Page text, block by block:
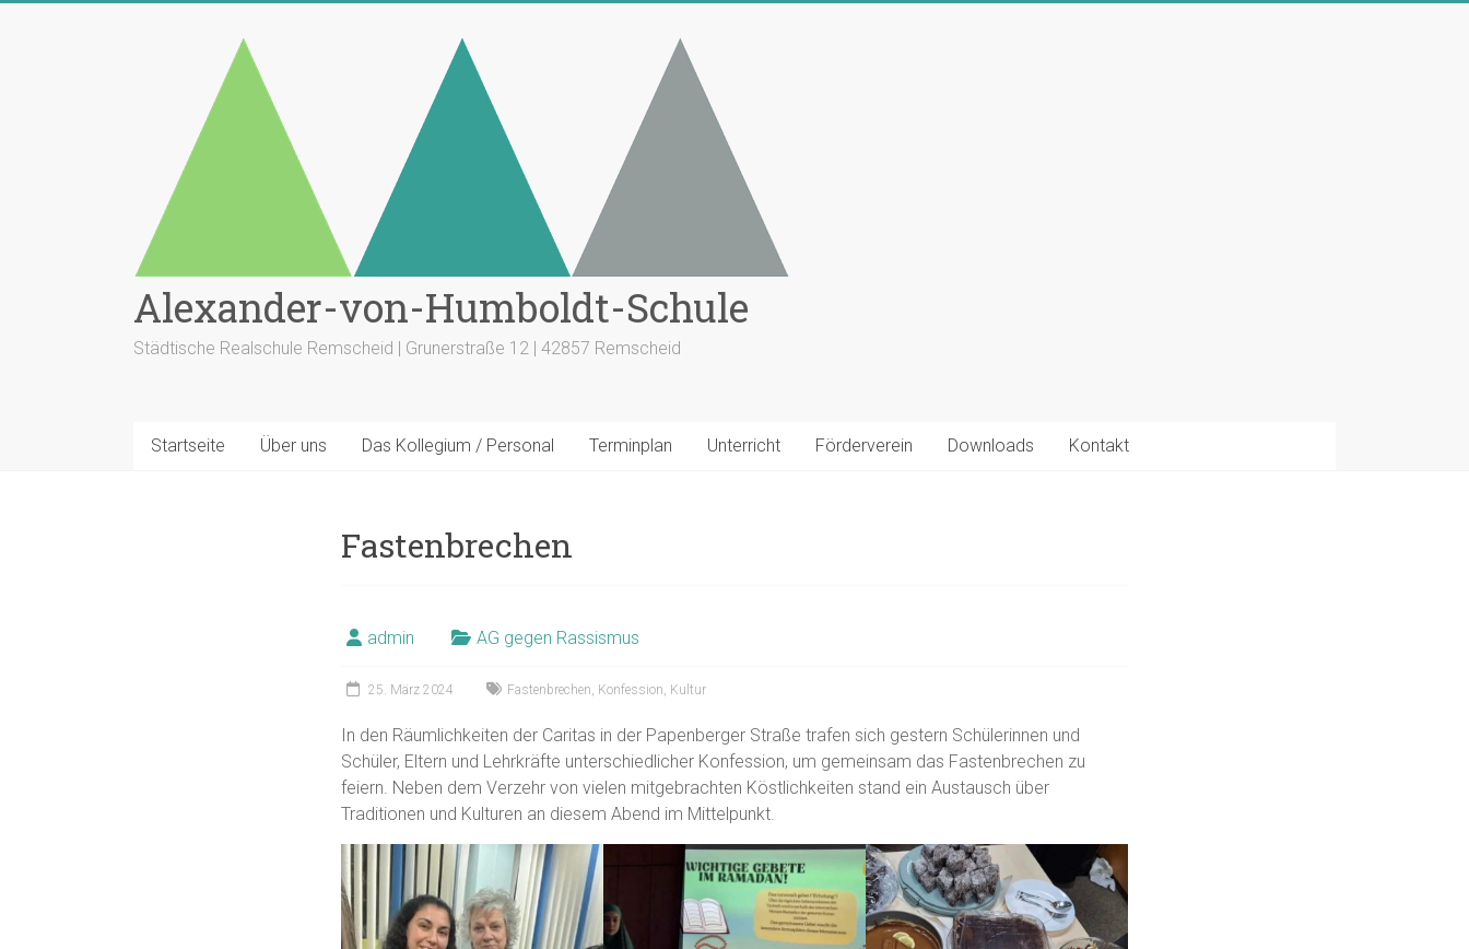
Alexander-von-Humboldt-Schule
Städtische Realschule Remscheid | Grunerstraße 12 | 42857 Remscheid
Startseite Über uns Das Kollegium / Personal Terminplan Unterricht Förderverein Downloads Kontakt
Fastenbrechen
admin AG gegen Rassismus
25. März 2024 Fastenbrechen, Konfession, Kultur
In den Räumlichkeiten der Caritas in der Papenberger Straße trafen sich gestern Schülerinnen und
Schüler, Eltern und Lehrkräfte unterschiedlicher Konfession, um gemeinsam das Fastenbrechen zu
feiern. Neben dem Verzehr von vielen mitgebrachten Köstlichkeiten stand ein Austausch über
Traditionen und Kulturen an diesem Abend im Mittelpunkt.